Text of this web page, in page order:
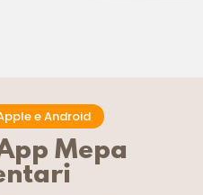
e Android
Mepa